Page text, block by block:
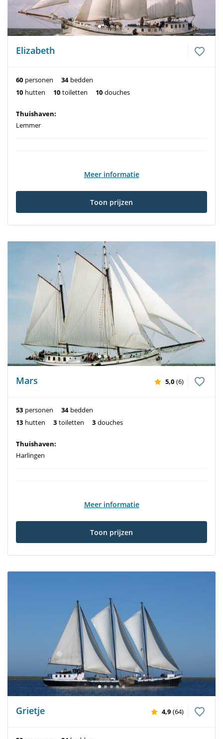
Elizabeth
60 personen 34 bedden
10 hutten 10 toiletten 10 douches
Thuishaven:
Lemmer
Meer informatie
Toon prijzen
Mars 5,0 (6)
53 personen 34 bedden
13 hutten 3 toiletten 3 douches
Thuishaven:
Harlingen
Meer informatie
Toon prijzen
Grietje 4,9 (64)